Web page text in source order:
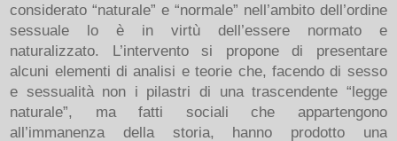
considerato “naturale” e “normale” nell’ambito dell’ordine
sessuale lo è in virtù dell’essere normato e
naturalizzato. L’intervento si propone di presentare
alcuni elementi di analisi e teorie che, facendo di sesso
e sessualità non i pilastri di una trascendente “legge
naturale”, ma fatti sociali che appartengono
all’immanenza della storia, hanno prodotto una